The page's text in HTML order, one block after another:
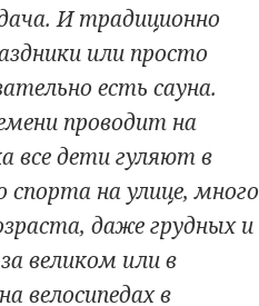
И традиционно
или просто
есть сауна.
проводит на
все дети гуляют в
на улице, много
даже грудных и
великом или в
велосипедах в